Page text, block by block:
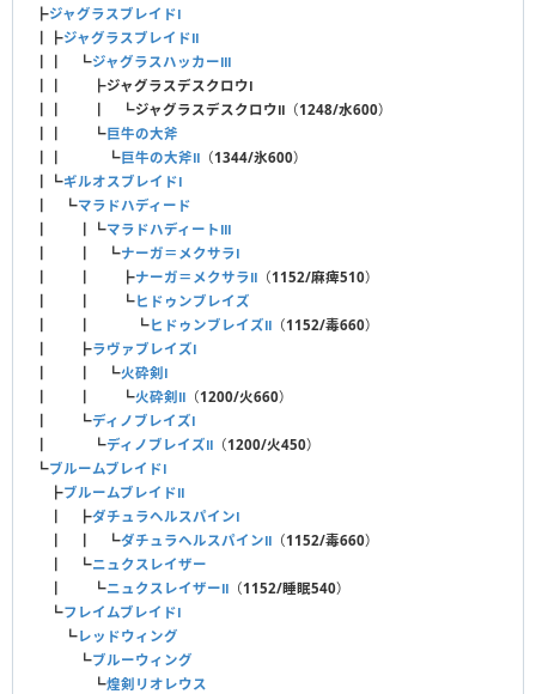
┣ジャグラスブレイドⅠ
┃┣ジャグラスブレイドⅡ
┃┃ ┗ジャグラスハッカーⅢ
┃┃ ┣ジャグラスデスクロウⅠ
┃┃ ┃ ┗ジャグラスデスクロウⅡ （1248/水600）
┃┃ ┗巨牛の大斧
┃┃ ┗巨牛の大斧Ⅱ （1344/氷600）
┃┗ギルオスブレイドⅠ
┃ ┗マラドハディード
┃ ┃┗マラドハディートⅢ
┃ ┃ ┗ナーガ＝メクサラⅠ
┃ ┃ ┣ナーガ＝メクサラⅡ （1152/麻痺510）
┃ ┃ ┗ヒドゥンブレイズ
┃ ┃ ┗ヒドゥンブレイズⅡ （1152/毒660）
┃ ┣ラヴァブレイズⅠ
┃ ┃ ┗火砕剣Ⅰ
┃ ┃ ┗火砕剣Ⅱ （1200/火660）
┃ ┗ディノブレイズⅠ
┃ ┗ディノブレイズⅡ （1200/火450）
┗ブルームブレイドⅠ
┣ブルームブレイドⅡ
┃ ┣ダチュラヘルスパインⅠ
┃ ┃ ┗ダチュラヘルスパインⅡ （1152/毒660）
┃ ┗ニュクスレイザー
┃ ┗ニュクスレイザーⅡ （1152/睡眠540）
┗フレイムブレイドⅠ
┗レッドウィング
┗ブルーウィング
┗煌剣リオレウス